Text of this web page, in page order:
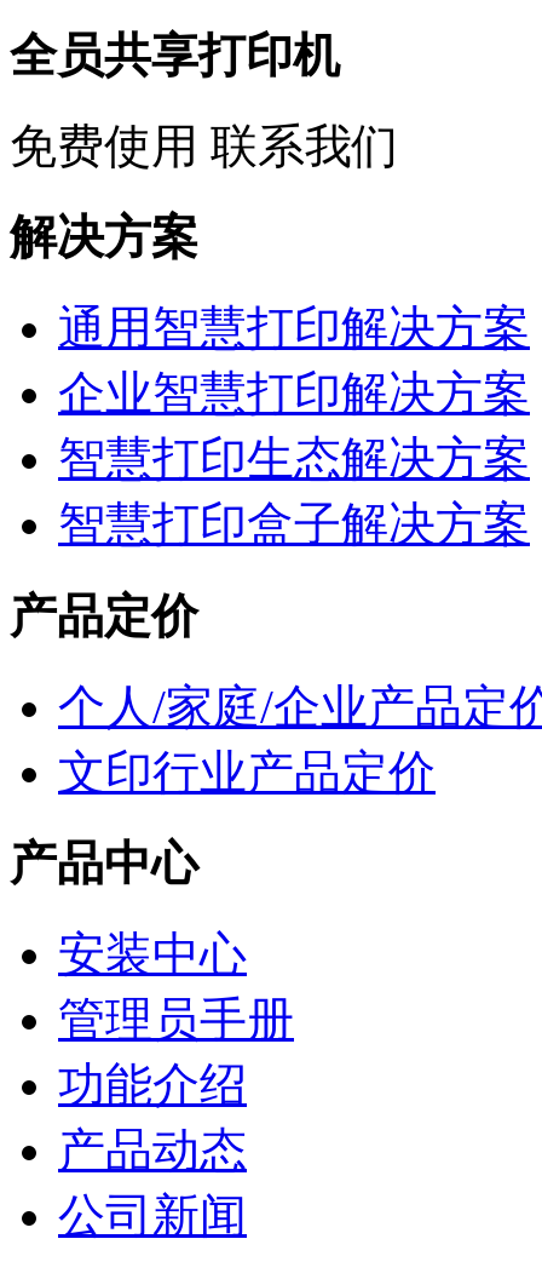
全员共享打印机
免费使用 联系我们
解决方案
通用智慧打印解决方案
企业智慧打印解决方案
智慧打印生态解决方案
智慧打印盒子解决方案
产品定价
个人/家庭/企业产品定
文印行业产品定价
产品中心
安装中心
管理员手册
功能介绍
产品动态
公司新闻